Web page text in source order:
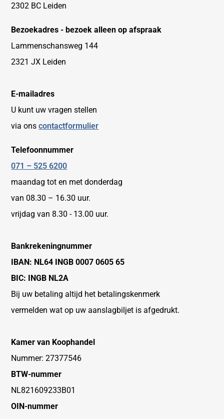
2302 BC Leiden
Bezoekadres - bezoek alleen op afspraak
Lammenschansweg 144
2321 JX Leiden
E-mailadres
U kunt uw vragen stellen
via onscontactformulier
Telefoonnummer
071 – 525 6200
maandag tot en met donderdag
van 08.30 – 16.30 uur.
vrijdag van 8.30 - 13.00 uur.
Bankrekeningnummer
IBAN: NL64 INGB 0007 0605 65
BIC: INGB NL2A
Bij uw betaling altijd het betalingskenmerk
vermelden wat op uw aanslagbiljet is afgedrukt.
Kamer van Koophandel
Nummer: 27377546
BTW-nummer
NL821609233B01
OIN-nummer